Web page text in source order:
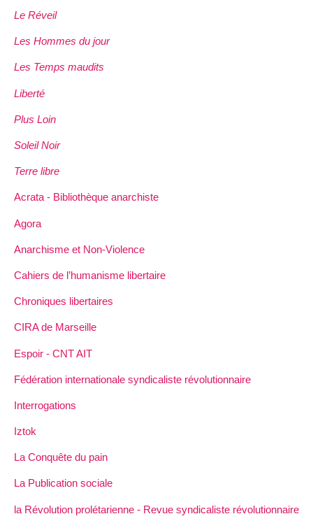
Le Réveil
Les Hommes du jour
Les Temps maudits
Liberté
Plus Loin
Soleil Noir
Terre libre
Acrata - Bibliothèque anarchiste
Agora
Anarchisme et Non-Violence
Cahiers de l’humanisme libertaire
Chroniques libertaires
CIRA de Marseille
Espoir - CNT AIT
Fédération internationale syndicaliste révolutionnaire
Interrogations
Iztok
La Conquête du pain
La Publication sociale
la Révolution prolétarienne - Revue syndicaliste révolutionnaire